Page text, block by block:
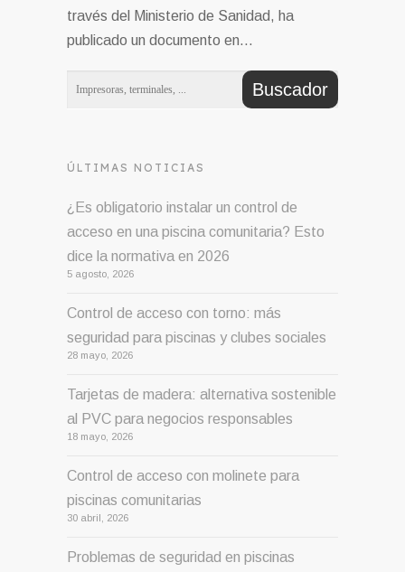
través del Ministerio de Sanidad, ha
publicado un documento en…
ÚLTIMAS NOTICIAS
¿Es obligatorio instalar un control de
acceso en una piscina comunitaria? Esto
dice la normativa en 2026
5 agosto, 2026
Control de acceso con torno: más
seguridad para piscinas y clubes sociales
28 mayo, 2026
Tarjetas de madera: alternativa sostenible
al PVC para negocios responsables
18 mayo, 2026
Control de acceso con molinete para
piscinas comunitarias
30 abril, 2026
Problemas de seguridad en piscinas